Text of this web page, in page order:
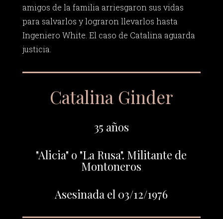
amigos de la familia arriesgaron sus vidas
para salvarlos y lograron llevarlos hasta
Ingeniero White. El caso de Catalina aguarda
justicia.
Catalina Ginder
35 años
"Alicia" o "La Rusa". Militante de
Montoneros
Asesinada el 03/12/1976